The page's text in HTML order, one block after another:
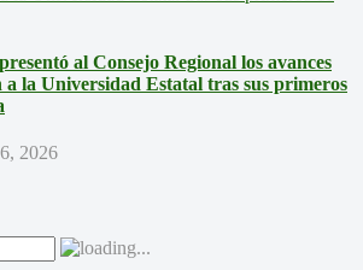
al Consejo Regional los avances
a la Universidad Estatal tras sus primeros
2026